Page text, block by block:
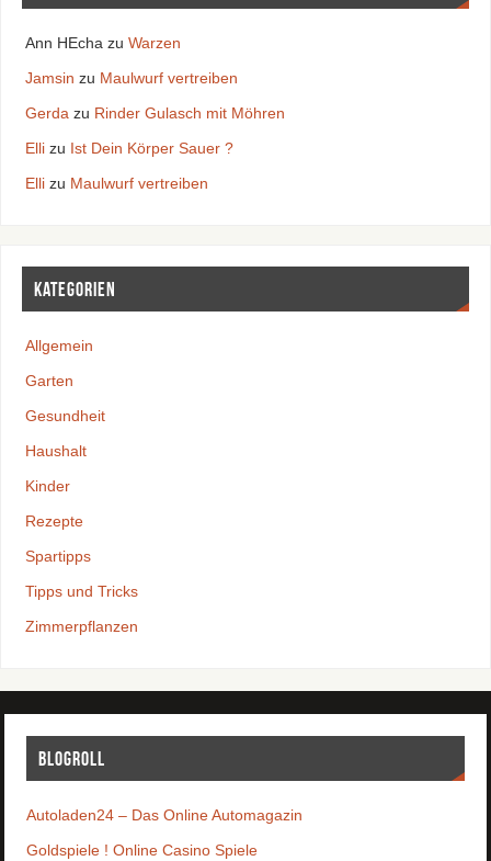
Ann HEcha zu Warzen
Jamsin zu Maulwurf vertreiben
Gerda zu Rinder Gulasch mit Möhren
Ellizu Ist Dein Körper Sauer ?
Ellizu Maulwurf vertreiben
Kategorien
Allgemein
Garten
Gesundheit
Haushalt
Kinder
Rezepte
Spartipps
Tipps und Tricks
Zimmerpflanzen
Blogroll
Autoladen24 – Das Online Automagazin
Goldspiele ! Online Casino Spiele